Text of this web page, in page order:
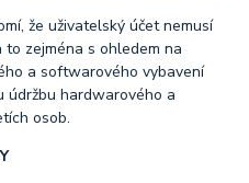
že uživatelský účet nemusí
zejména s ohledem na
a softwarového vybavení
údržbu hardwarového a
osob.